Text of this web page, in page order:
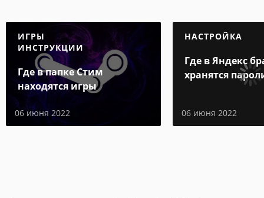
ИГРЫ
ИНСТРУКЦИИ
Где в папке Стим
находятся игры
06 июня 2022
НАСТРОЙКА
Где в Яндекс
хранятся
06 июня 2022